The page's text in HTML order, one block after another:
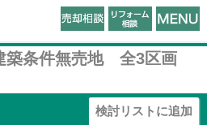
築条件無売地 全3区画
検討リストに追加